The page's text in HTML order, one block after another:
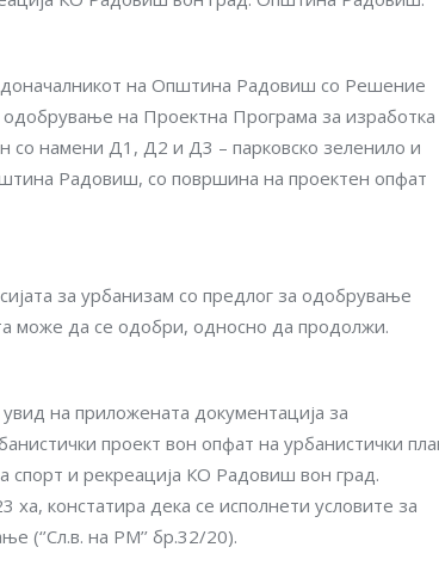
на Општина Радовиш со Решение
на Проектна Програма за изработка
со намени Д1, Д2 и Д3 – парковско зеленило и
Радовиш, со површина на проектен опфат
за урбанизам со предлог за одобрување
може да се одобри, односно да продолжи.
на приложената документација за
проект вон опфат на урбанистички
спорт и рекреација КО Радовиш вон град.
констатира дека се исполнети условите за
(‘’Сл.в. на РМ’’ бр.32/20).